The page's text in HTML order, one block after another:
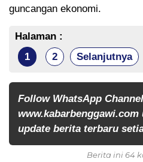
guncangan ekonomi.
Halaman :
1
2 Selanjutnya
Follow WhatsApp Channel
www.kabarbenggawi.com
update berita terbaru
Berita ini 64